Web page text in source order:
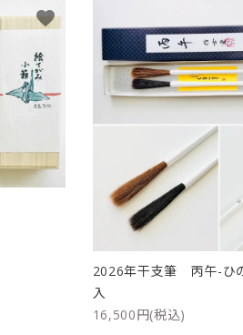
favorite
2026年干支筆 丙午-ひ
入
16,500円(税込)